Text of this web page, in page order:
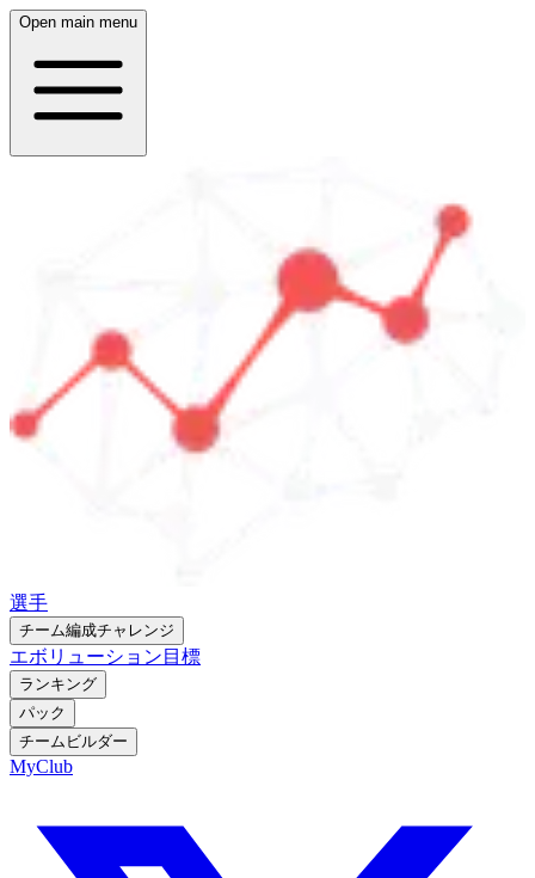
Open main menu
選手
チーム編成チャレンジ
エボリューション 目標
ランキング
パック
チームビルダー
MyClub